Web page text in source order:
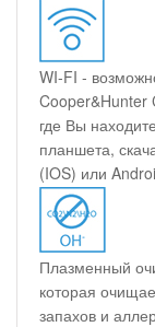
WI-FI -
Cooper&Hunter
где Вы
планшета,
(IOS) или
Плазменный
которая
запахов и